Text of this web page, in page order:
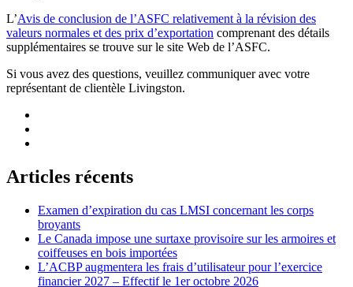
L’Avis de conclusion de l’ASFC relativement à la révision des
valeurs normales et des prix d’exportation comprenant des détails
supplémentaires se trouve sur le site Web de l’ASFC.
Si vous avez des questions, veuillez communiquer avec votre
représentant de clientèle Livingston.
Articles récents
Examen d’expiration du cas LMSI concernant les corps
broyants
Le Canada impose une surtaxe provisoire sur les armoires et
coiffeuses en bois importées
L’ACBP augmentera les frais d’utilisateur pour l’exercice
financier 2027 – Effectif le 1er octobre 2026